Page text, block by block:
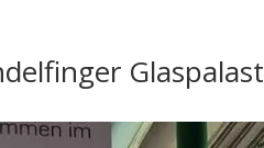
Glaspalast